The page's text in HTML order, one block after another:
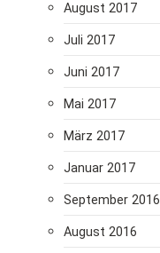
August 2017
Juli 2017
Juni 2017
Mai 2017
März 2017
Januar 2017
September 2016
August 2016